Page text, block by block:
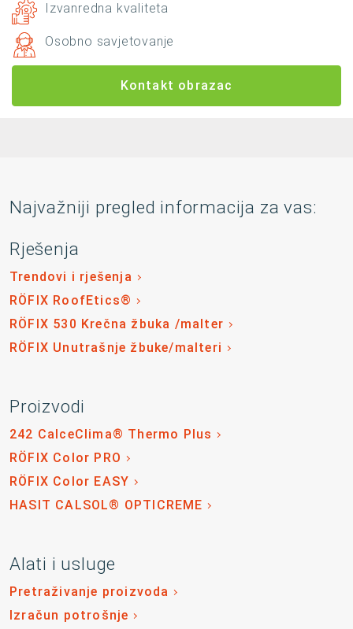
Izvanredna kvaliteta
Osobno savjetovanje
Kontakt obrazac
Najvažniji pregled informacija za vas:
Rješenja
Trendovi i rješenja
RÖFIX RoofEtics®
RÖFIX 530 Krečna žbuka /malter
RÖFIX Unutrašnje žbuke/malteri
Proizvodi
242 CalceClima® Thermo Plus
RÖFIX Color PRO
RÖFIX Color EASY
HASIT CALSOL® OPTICREME
Alati i usluge
Pretraživanje proizvoda
Izračun potrošnje